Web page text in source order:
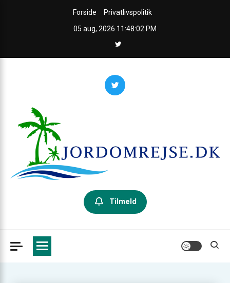
Forside
Privatlivspolitik
05 aug, 2026 11:48:03 PM
Jordomrejseguiden
Tilmeld